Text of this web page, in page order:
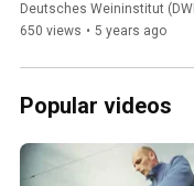
Deutsches Weininstitut (DWI) i.e. Wines
650 views • 5 years ago
Popular videos